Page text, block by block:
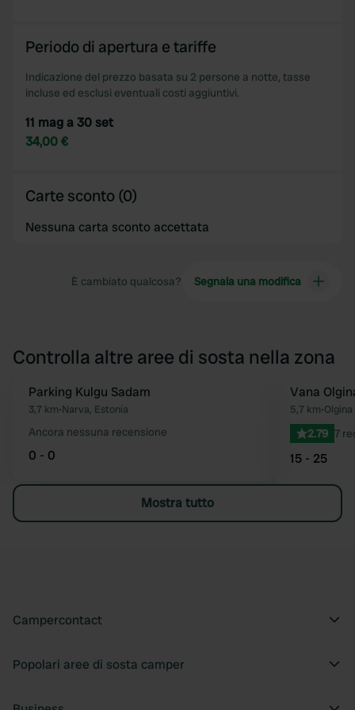
Periodo di apertura e tariffe
Indicazione del prezzo basata su 2 persone a notte, tasse
incluse ed esclusi eventuali costi aggiuntivi.
11 mag a 30 set
34,00 €
Carte sconto (0)
Nessuna carta sconto accettata
È cambiato qualcosa? Segnala una modifica
Controlla altre aree di sosta nella zona
Preferito
Parking Kulgu Sadam
3,7 km•Narva, Estonia
Ancora nessuna recensione
0 - 0
Vana
5,7 km•
2.79 7
15 - 25
Mostra tutto
Campercontact
Popolari aree di sosta camper